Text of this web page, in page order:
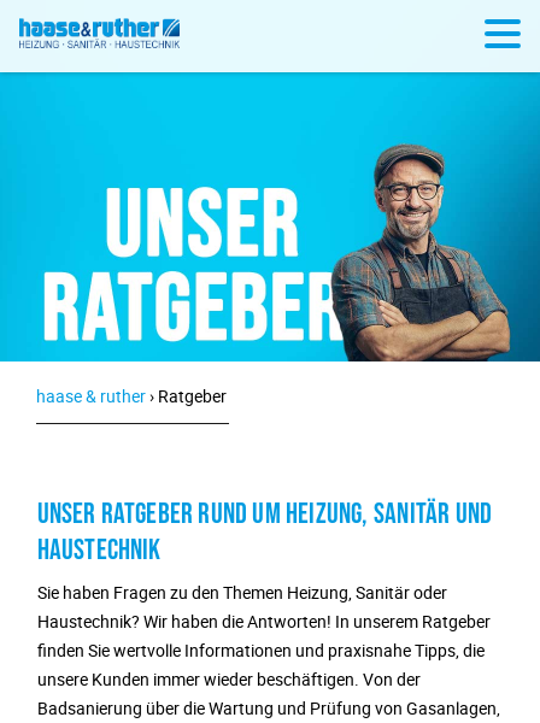
haase & ruther› Ratgeber
UNSER RATGEBER RUND UM HEIZUNG, SANITÄR UND
HAUSTECHNIK
Sie haben Fragen zu den Themen Heizung, Sanitär oder
Haustechnik? Wir haben die Antworten! In unserem Ratgeber
finden Sie wertvolle Informationen und praxisnahe Tipps, die
unsere Kunden immer wieder beschäftigen. Von der
Badsanierung über die Wartung und Prüfung von Gasanlagen,